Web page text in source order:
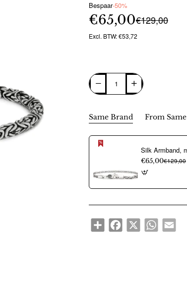
Bespaar-50%
€65,00€129,00
Excl. BTW: €53,72
Same Brand From
€65,00€129,00
ShareFacebook
X WhatsAppEmail